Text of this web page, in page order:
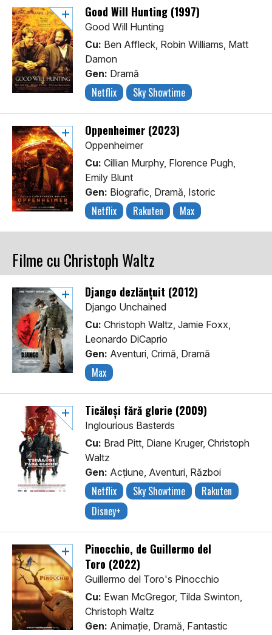
Good Will Hunting (1997)
Good Will Hunting
Cu: Ben Affleck, Robin Williams, Matt
Damon
Gen: Dramă
Netflix Sky Showtime
Oppenheimer (2023)
Oppenheimer
Cu: Cillian Murphy, Florence Pugh,
Emily Blunt
Gen: Biografic, Dramă, Istoric
Netflix Rakuten Max
Filme cu Christoph Waltz
Django dezlănțuit (2012)
Django Unchained
Cu: Christoph Waltz, Jamie Foxx,
Leonardo DiCaprio
Gen: Aventuri, Crimă, Dramă
Max
Ticăloși fără glorie (2009)
Inglourious Basterds
Cu: Brad Pitt, Diane Kruger, Christoph
Waltz
Gen: Acţiune, Aventuri, Război
Netflix Sky Showtime
Rakuten
Disney+
Pinocchio, de Guillermo del
Toro (2022)
Guillermo del Toro's Pinocchio
Cu: Ewan McGregor, Tilda Swinton,
Christoph Waltz
Gen: Animaţie, Dramă, Fantastic